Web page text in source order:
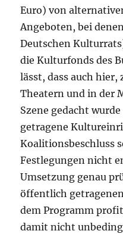
Euro) von
Angeboten, bei
Deutschen
die Kulturfonds des
lässt, dass auch
Theatern und in der
Szene gedacht
getragene
Koalitionsbeschluss
Festlegungen nicht
Umsetzung genau
öffentlich
dem Programm
damit nicht